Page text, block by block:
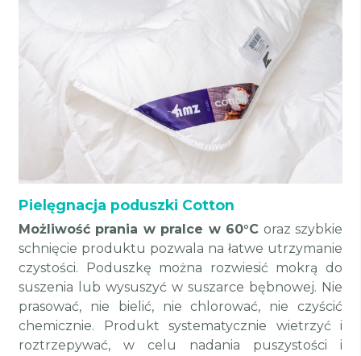
Pielęgnacja poduszki Cotton
Możliwość prania w pralce w 60°C oraz szybkie
schnięcie produktu pozwala na łatwe utrzymanie
czystości. Poduszkę można rozwiesić mokrą do
suszenia lub wysuszyć w suszarce bębnowej. Nie
prasować, nie bielić, nie chlorować, nie czyścić
chemicznie. Produkt systematycznie wietrzyć i
roztrzepywać, w celu nadania puszystości i